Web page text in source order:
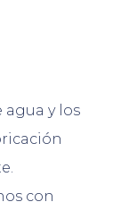
agua y los
con